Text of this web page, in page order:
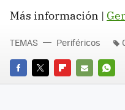
Más información |
FACEBOOK
TWITTERFLIPBOARD
E-
TEMAS Periféricos